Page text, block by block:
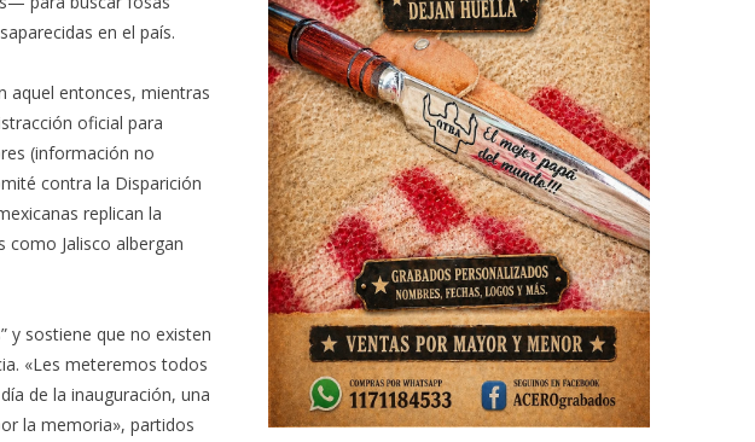
en el país.
aquel entonces, mientras
oficial para
(información no
contra la Disparición
replican la
como Jalisco albergan
y sostiene que no existen
«Les meteremos todos
de la inauguración, una
la memoria», partidos